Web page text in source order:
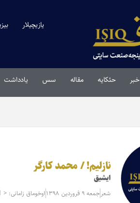
یازیچیلار
خبر حئکایه مقاله‌ سس یادداشت
نازلیم! / محمد کارگر
ایشیق
شعر جمعه ۹ فروردین ۱۳۹۸ اوخوماق زامانی: < 1 دقیقه